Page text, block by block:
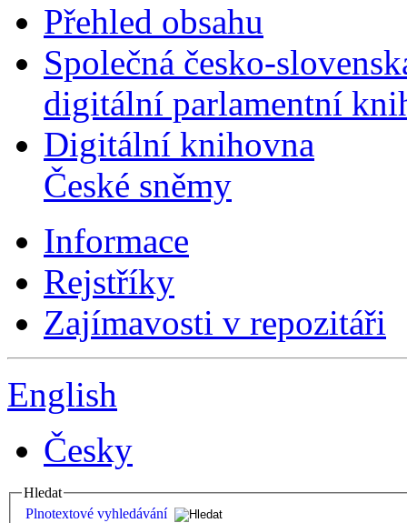
Přehled obsahu
Společná česko-
digitální parlamentní
Digitální knihovna
České sněmy
Informace
Rejstříky
Zajímavosti v repozitáři
English
Česky
Hledat
Plnotextové vyhledávání